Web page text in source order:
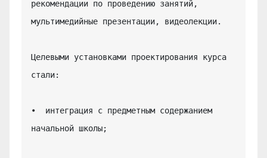
рекомендации по проведению занятий,
мультимедийные презентации, видеолекции.
Целевыми установками проектирования курса
стали:
•  интеграция с предметным содержанием
начальной школы;